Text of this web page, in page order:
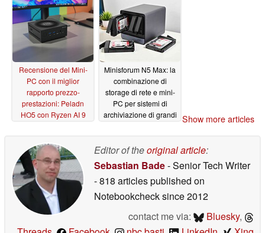
bottiglia della RAM?
03/05/2026
Recensione del Mini-
PC con il miglior
rapporto prezzo-
prestazioni: Peladn
HO5 con Ryzen AI 9
Geekom e Minisforum
02/22/2026
Minisforum N5 Max: la
combinazione di
storage di rete e mini-
PC per sistemi di
archiviazione di grandi
01/10/2026
Show more articles
Editor of theoriginal article:
Sebastian Bade- Senior Tech Writer
- 818 articles published on
Notebookchecksince 2012
contact me via:
Bluesky,